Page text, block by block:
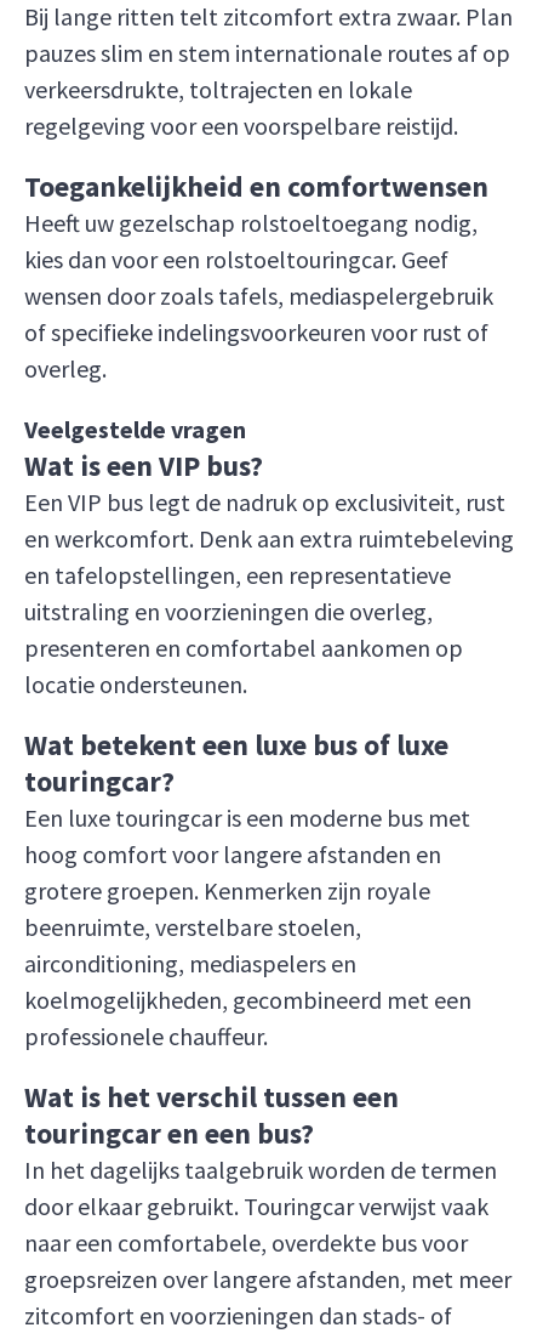
Bij lange ritten telt zitcomfort extra zwaar. Plan
pauzes slim en stem internationale routes af op
verkeersdrukte, toltrajecten en lokale
regelgeving voor een voorspelbare reistijd.
Toegankelijkheid en comfortwensen
Heeft uw gezelschap rolstoeltoegang nodig,
kies dan voor een rolstoeltouringcar. Geef
wensen door zoals tafels, mediaspelergebruik
of specifieke indelingsvoorkeuren voor rust of
overleg.
Veelgestelde vragen
Wat is een VIP bus?
Een VIP bus legt de nadruk op exclusiviteit, rust
en werkcomfort. Denk aan extra ruimtebeleving
en tafelopstellingen, een representatieve
uitstraling en voorzieningen die overleg,
presenteren en comfortabel aankomen op
locatie ondersteunen.
Wat betekent een luxe bus of luxe
touringcar?
Een luxe touringcar is een moderne bus met
hoog comfort voor langere afstanden en
grotere groepen. Kenmerken zijn royale
beenruimte, verstelbare stoelen,
airconditioning, mediaspelers en
koelmogelijkheden, gecombineerd met een
professionele chauffeur.
Wat is het verschil tussen een
touringcar en een bus?
In het dagelijks taalgebruik worden de termen
door elkaar gebruikt. Touringcar verwijst vaak
naar een comfortabele, overdekte bus voor
groepsreizen over langere afstanden, met meer
zitcomfort en voorzieningen dan stads- of